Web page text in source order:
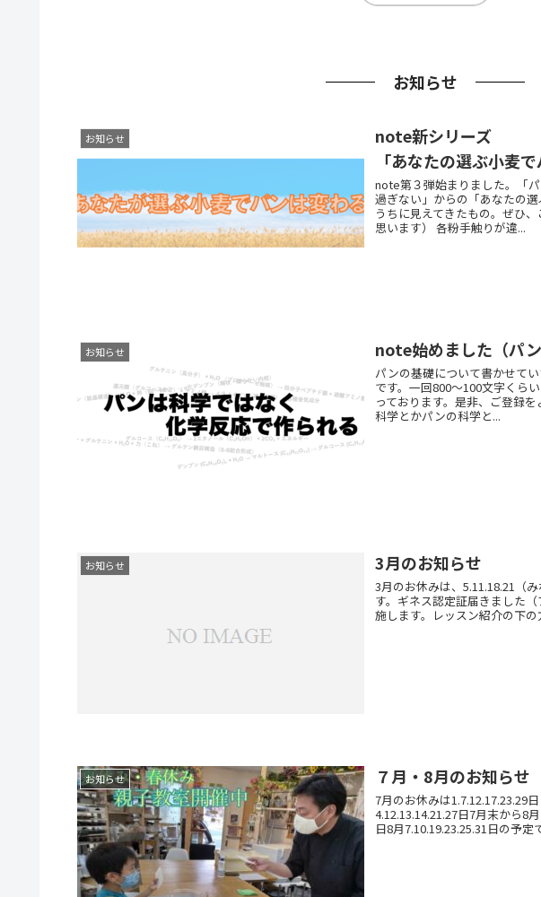
お知らせ
お知らせ
note新
「あなたの選ぶ小麦
note第３弾始まりました。「
過ぎない」からの「あなたの
うちに見えてきたもの。ぜひ
思います） 各粉手触りが違...
お知らせ note始めました（パン
パンの基礎について書かせて
です。一回800〜100文字くら
っております。是非、ご登録
科学とかパンの科学と...
お知らせ 3月のお知らせ
3月のお休みは、5.11.18.21（
す。ギネス認定証届きました
施します。レッスン紹介の下の
お知らせ ７月・8月のお知らせ
7月のお休みは1.7.12.17.23.29
4.12.13.14.21.27日7月末から8
日8月7.10.19.23.25.31日の予定